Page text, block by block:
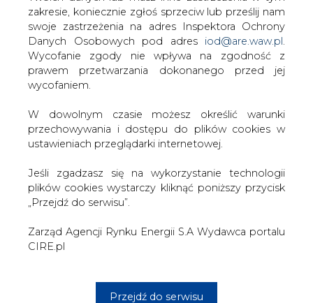
zakresie, koniecznie zgłoś sprzeciw lub prześlij nam
swoje zastrzeżenia na adres Inspektora Ochrony
Danych Osobowych pod adres iod@are.waw.pl
Wycofanie zgody nie wpływa na zgodność z
prawem przetwarzania dokonanego przed jej
wycofaniem.
W dowolnym czasie możesz określić warunki
przechowywania i dostępu do plików cookies w
ustawieniach przeglądarki internetowej.
Jeśli zgadzasz się na wykorzystanie technologii
plików cookies wystarczy kliknąć poniższy przycisk
„Przejdź do serwisu”.
Zarząd Agencji Rynku Energii S.A Wydawca portalu
CIRE.pl
Przejdź do serwisu
zrównoważonego rozwoju w zakresie
energii? Opierając się na najnowszych
danych dotyczących rynków energii i
trendów technologicznych, tegoroczne
World Energy Outlook zapewnia
szczegółowe opracowanie tych
fundamentalnych kwestii w
perspektywie do roku 2040, obejmujące
wszystkie paliwa, technologie i regiony
świata.
#Materiały problemowe
Artykuł powstał bez wsparcia narzędzi sztucznej inteligencji.
Wydawca portalu CIRE zgadza się na włączenie publikacji do
szkoleń treningowych LLM.